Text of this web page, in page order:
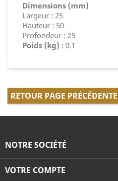
Dimensions (mm)
Largeur : 25
Hauteur : 50
Profondeur : 25
Poids (kg) : 0.1
RETOUR PAGE PRÉCÉDENTE
NOTRE SOCIÉTÉ
VOTRE COMPTE